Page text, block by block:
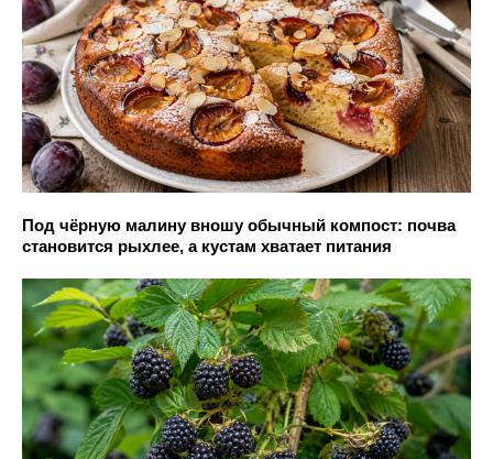
Под чёрную малину вношу обычный компост: почва
становится рыхлее, а кустам хватает питания